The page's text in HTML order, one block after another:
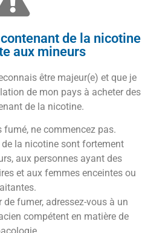
Concentré Mangue Framboise
10ml Cirkus – VDLV
4.90 €
de la nicotine
aux mineurs
être majeur(e) et que je
de mon pays à acheter des
de la nicotine.
fumé, ne commencez pas.
la nicotine sont fortement
aux personnes ayant des
et aux femmes enceintes ou
fumer, adressez-vous à un
compétent en matière de